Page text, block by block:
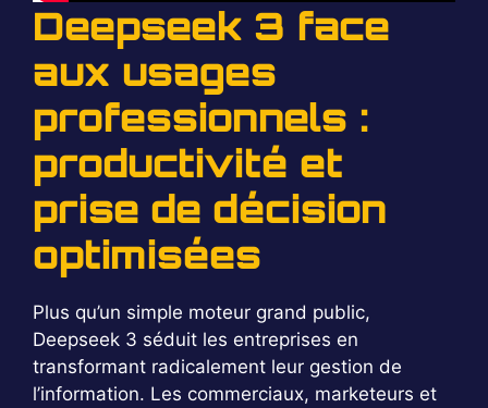
Deepseek 3 face
aux usages
professionnels :
productivité et
prise de décision
optimisées
Plus qu’un simple moteur grand public,
Deepseek 3 séduit les entreprises en
transformant radicalement leur gestion de
l’information. Les commerciaux, marketeurs et